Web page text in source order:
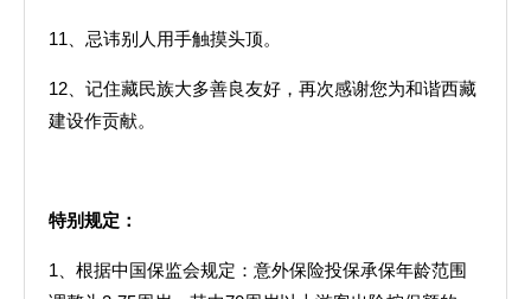
11、忌讳别人用手触摸头顶。
12、记住藏民族大多善良友好，再次感谢您为和谐西藏
建设作贡献。
特别规定：
1、根据中国保监会规定：意外保险投保承保年龄范围